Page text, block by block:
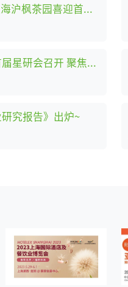
祝贺市茶协会员单位上海沪枫茶园喜迎首次春茶开采节
“七星联盟”2020年首届星研会召开 聚焦商业综合体有害生物防治
研究报告》出炉~